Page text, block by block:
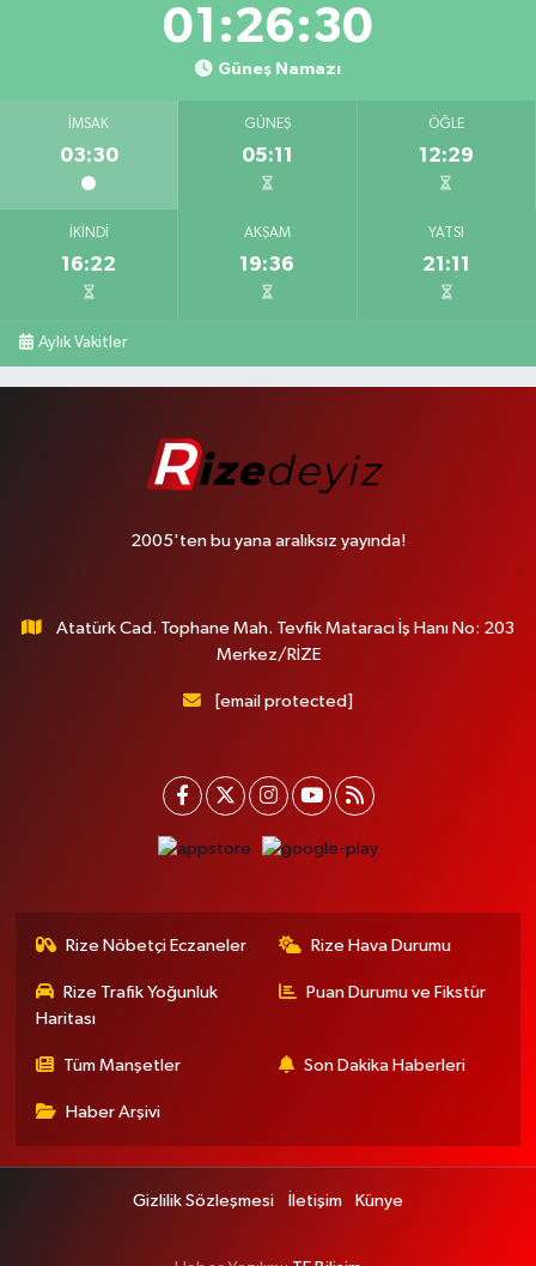
01:26:30
Güneş Namazı
İMSAK
03:30
GÜNEŞ
05:11
ÖĞLE
12:29
İKINDI
16:22
AKŞAM
19:36
YATSI
21:11
Aylık Vakitler
2005'ten bu yana aralıksız yayında!
Atatürk Cad. Tophane Mah. Tevfik Mataracı İş Hanı No: 203
Merkez/RİZE
[email protected]
Rize Nöbetçi Eczaneler Rize Hava Durumu
Rize Trafik Yoğunluk
Haritası
Puan Durumu ve Fikstür
Tüm Manşetler Son Dakika Haberleri
Haber Arşivi
Gizlilik Sözleşmesi İletişim Künye